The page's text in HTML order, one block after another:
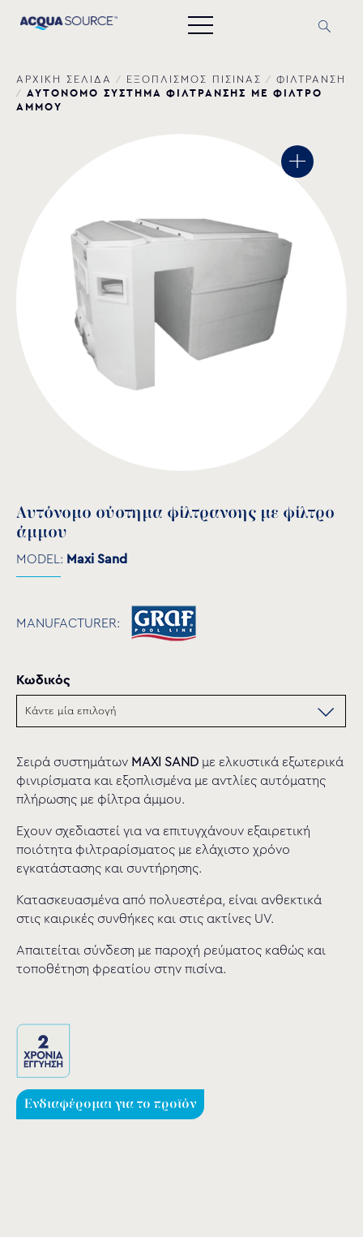
ΑΡΧΙΚΗ ΣΕΛΙΔΑ / ΕΞΟΠΛΙΣΜΟΣ ΠΙΣΙΝΑΣ / ΦΙΛΤΡΑΝΣΗ
/ ΑΥΤΟΝΟΜΟ ΣΥΣΤΗΜΑ ΦΙΛΤΡΑΝΣΗΣ ΜΕ ΦΙΛΤΡO
ΑΜΜΟΥ
Αυτόνομο σύστημα φίλτρανσης με φίλτρo
άμμου
MODEL: Maxi Sand
MANUFACTURER:
Κωδικός
Σειρά συστημάτων MAXI SAND με ελκυστικά εξωτερικά
φινιρίσματα και εξοπλισμένα με αντλίες αυτόματης
πλήρωσης με φίλτρα άμμου.
Έχουν σχεδιαστεί για να επιτυγχάνουν εξαιρετική
ποιότητα φιλτραρίσματος με ελάχιστο χρόνο
εγκατάστασης και συντήρησης.
Κατασκευασμένα από πολυεστέρα, είναι ανθεκτικά
στις καιρικές συνθήκες και στις ακτίνες UV.
Απαιτείται σύνδεση με παροχή ρεύματος καθώς και
τοποθέτηση φρεατίου στην πισίνα.
Ενδιαφέρομαι για το προϊόν